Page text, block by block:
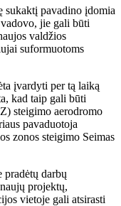
sukaktį pavadino įdomia
jie gali būti
valdžios
suformuotoms
įvardyti per tą laiką
kad taip gali būti
steigimo aerodromo
pavaduotoja
zonos steigimo Seimas
pradėtų darbų
projektų,
vietoje gali atsirasti